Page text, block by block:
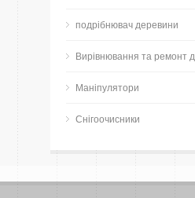
подрібнювач деревини
Вирівнювання та ремонт
Маніпулятори
Снігоочисники